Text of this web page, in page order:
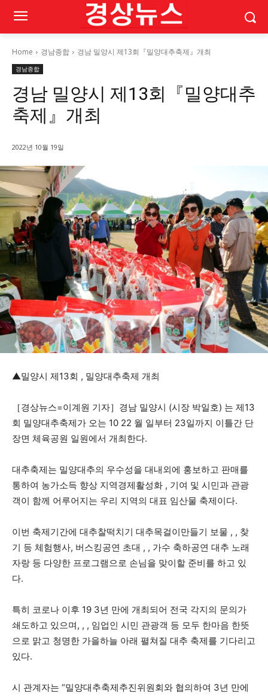
Home 경남종합 경남 밀양시 제13회『밀양대추축제』개최
경남종합
경남 밀양시 제13회『밀양대추
축제』개최
2022년 10월 19일
▲밀양시 제13회 , 밀양대추축제 개최
［경상뉴스=이계원 기자］경남 밀양시 (시장 박일호) 는 제13
회 밀양대추축제가 오는 10 22 월 일부터 23일까지 이틀간 단
장면 체육공원 일원에서 개최한다.
대추축제는 밀양대추의 우수성을 대내외에 홍보하고 판매를
통하여 농가소득 향상 지역경제활성화 , 기여 및 시민과 관광
객이 함께 어루어지는 우리 지역의 대표 임산물 축제이다.
이번 축제기간에 대추찰떡치기 대추목걸이만들기 보물 , , 찾
기 등 체험행사, 버스킹공연 초대 , , 가수 축하공연 대추 노래
자랑 등 다양한 프로그램으로 손님을 맞이할 준비를 하고 있
다.
특히 코로나 이후 19 3년 만에 개최되어 전국 각지의 문의가
쇄도하고 있으며, , , 임업인 시민 관광객 등 모두 한마음 한뜻
으로 맑고 청명한 가을하늘 아래 펼쳐질 대추 축제를 기다리고
있다.
시 관계자는 “밀양대추축제추진위원회와 협의하여 3년 만에